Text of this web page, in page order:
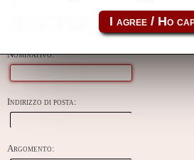
Nominativo:
Indirizzo di posta:
Argomento: